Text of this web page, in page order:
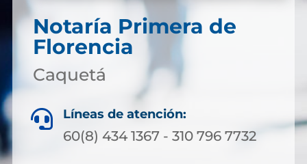
Notaría Primera de
Florencia
Caquetá
 Líneas de atención:
60(8) 434 1367 - 310 796 7732